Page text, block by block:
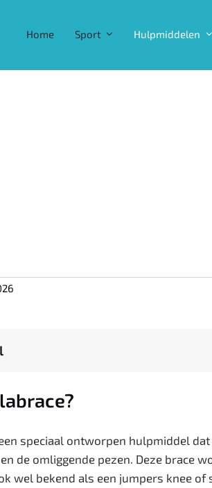
Home Sport Hulpmiddelen
speciaal ontworpen hulpmiddel
de omliggende pezen. Deze brace
wel bekend als een jumpers knee of